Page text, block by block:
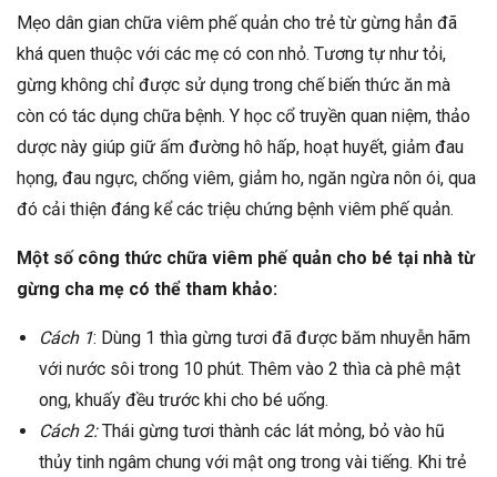
Mẹo dân gian chữa viêm phế quản cho trẻ từ gừng hẳn đã
khá quen thuộc với các mẹ có con nhỏ. Tương tự như tỏi,
gừng không chỉ được sử dụng trong chế biến thức ăn mà
còn có tác dụng chữa bệnh. Y học cổ truyền quan niệm, thảo
dược này giúp giữ ấm đường hô hấp, hoạt huyết, giảm đau
họng, đau ngực, chống viêm, giảm ho, ngăn ngừa nôn ói, qua
đó cải thiện đáng kể các triệu chứng bệnh viêm phế quản.
Một số công thức chữa viêm phế quản cho bé tại nhà từ
gừng cha mẹ có thể tham khảo:
Cách 1: Dùng 1 thìa gừng tươi đã được băm nhuyễn hãm
với nước sôi trong 10 phút. Thêm vào 2 thìa cà phê mật
ong, khuấy đều trước khi cho bé uống.
Cách 2:Thái gừng tươi thành các lát mỏng, bỏ vào hũ
thủy tinh ngâm chung với mật ong trong vài tiếng. Khi trẻ